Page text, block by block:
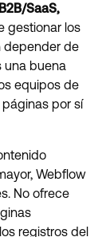
SaaS,
gestionar los
depender de
una buena
equipos de
por sí
Webflow
No ofrece
registros del